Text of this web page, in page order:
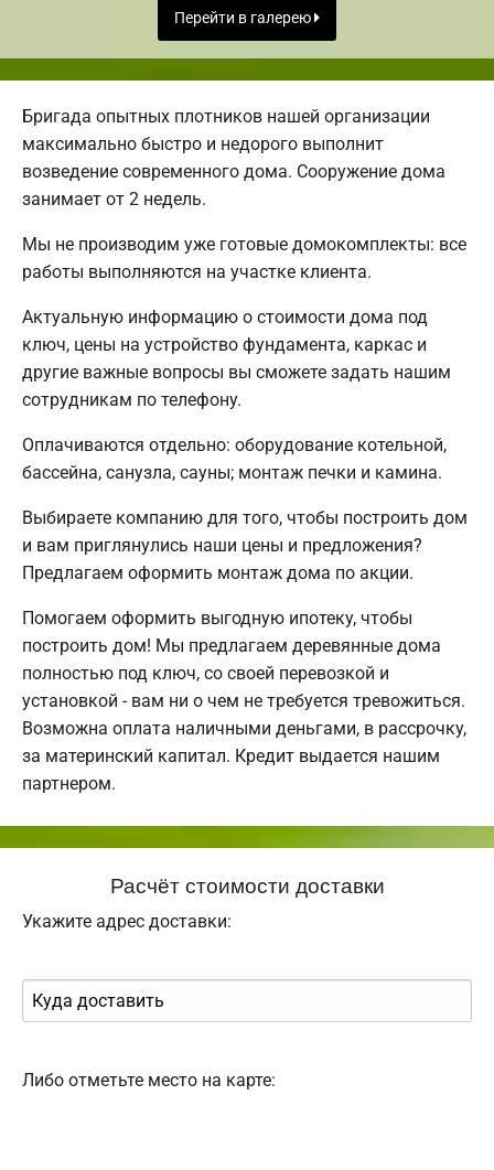
Перейти в галерею
Бригада опытных плотников нашей организации
максимально быстро и недорого выполнит
возведение современного дома. Сооружение дома
занимает от 2 недель.
Мы не производим уже готовые домокомплекты: все
работы выполняются на участке клиента.
Актуальную информацию о стоимости дома под
ключ, цены на устройство фундамента, каркас и
другие важные вопросы вы сможете задать нашим
сотрудникам по телефону.
Оплачиваются отдельно: оборудование котельной,
бассейна, санузла, сауны; монтаж печки и камина.
Выбираете компанию для того, чтобы построить дом
и вам приглянулись наши цены и предложения?
Предлагаем оформить монтаж дома по акции.
Помогаем оформить выгодную ипотеку, чтобы
построить дом! Мы предлагаем деревянные дома
полностью под ключ, со своей перевозкой и
установкой - вам ни о чем не требуется тревожиться.
Возможна оплата наличными деньгами, в рассрочку,
за материнский капитал. Кредит выдается нашим
партнером.
Расчёт стоимости доставки
Укажите адрес доставки:
Либо отметьте место на карте: